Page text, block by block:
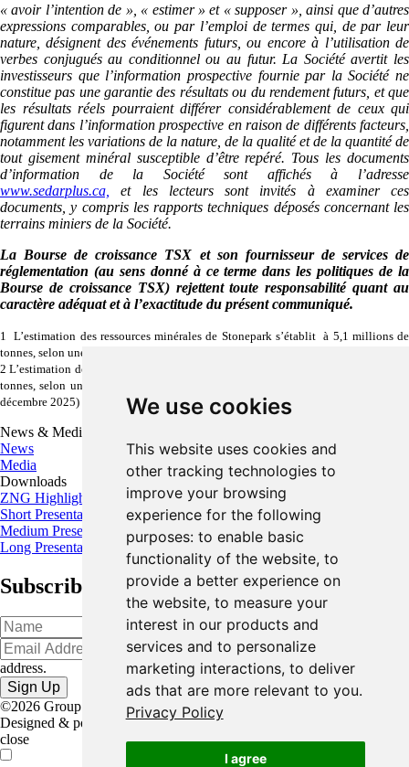
We use cookies
This website uses cookies and
other tracking technologies to
improve your browsing
experience for the following
purposes: to enable basic
functionality of the website, to
provide a better experience on
the website, to measure your
interest in our products and
services and to personalize
marketing interactions, to deliver
ads that are more relevant to you.
Privacy Policy
I agree
« avoir l’intention de », « estimer » et « supposer », ainsi que d’autres
expressions comparables, ou par l’emploi de termes qui, de par leur
nature, désignent des événements futurs, ou encore à l’utilisation de
verbes conjugués au conditionnel ou au futur. La Société avertit les
investisseurs que l’information prospective fournie par la Société ne
constitue pas une garantie des résultats ou du rendement futurs, et que
les résultats réels pourraient différer considérablement de ceux qui
figurent dans l’information prospective en raison de différents facteurs,
notamment les variations de la nature, de la qualité et de la quantité de
tout gisement minéral susceptible d’être repéré. Tous les documents
d’information de la Société sont affichés à l’adresse
www.sedarplus.ca,
et les lecteurs sont invités à examiner ces
documents, y compris les rapports techniques déposés concernant les
terrains miniers de la Société.
La Bourse de croissance TSX et son fournisseur de services de
réglementation (au sens donné à ce terme dans les politiques de la
Bourse de croissance TSX) rejettent toute responsabilité quant au
caractère adéquat et à l’exactitude du présent communiqué.
1 L’estimation des ressources minérales de Stonepark s’établit à 5,1 millions de
tonnes, selon une teneur de 11,3 % Zn+Pb (8,7 % Zn et 2,6 % Pb) (17 avril 2018)
2 L’estimation des ressources minérales de Pallas Green s’établit à 45,4 millions de
tonnes, selon une teneur de 8,4 % Zn+Pb (7,2 % Zn et 1,2 % Pb) (Glencore, 31
décembre 2025)
News & Media
News
Media
Downloads
ZNG Highlights
Short Presentation
Medium Presentation
Long Presentation
Subscribe for the latest news and updates
Oops!Please input a valid email
address.
©2026 Group Eleven Resources Corp. |
Designed & powered byBLENDER
close